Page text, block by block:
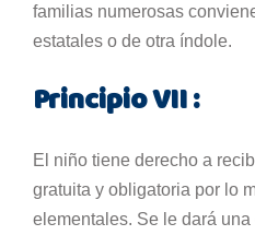
familias numerosas
estatales o de otra índole.
Principio VII :
El niño tiene derecho a
gratuita y obligatoria por lo
elementales. Se le dará